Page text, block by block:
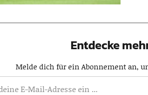
Entdecke
Melde dich für ein Abonnement an,